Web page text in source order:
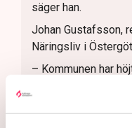
säger han.
Johan Gustafsson,
Näringsliv i
– Kommunen har
nu än tidigare. Vi
snabbare, att vi